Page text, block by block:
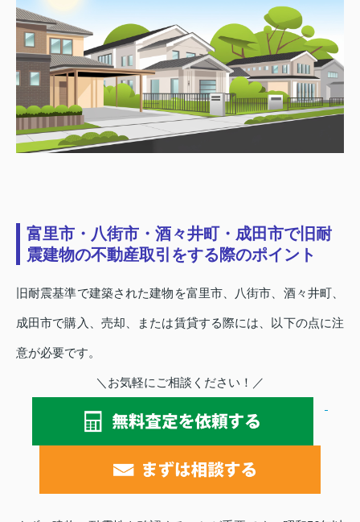
富里市・八街市・酒々井町・成田市で旧耐
震建物の不動産取引をする際のポイント
旧耐震基準で建築された建物を富里市、八街市、酒々井町、
成田市で購入、売却、または賃貸する際には、以下の点に注
意が必要です。
＼お気軽にご相談ください！／